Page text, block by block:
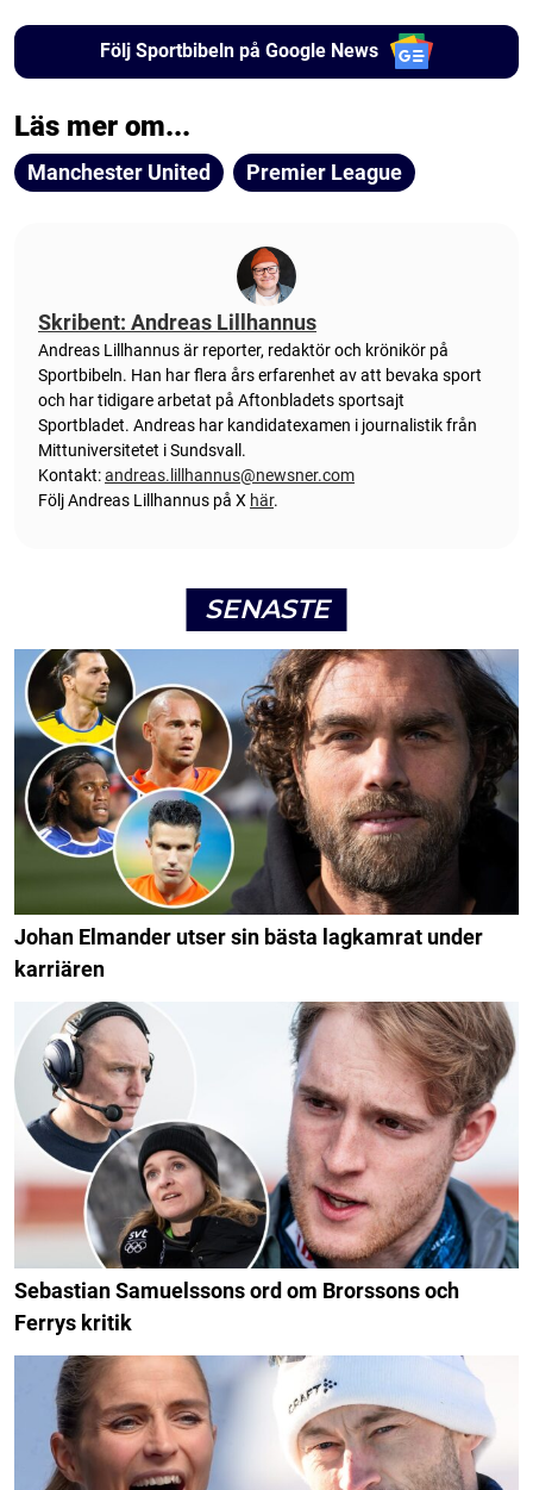
Följ Sportbibeln på Google News
Läs mer om...
Manchester United Premier League
Skribent: Andreas Lillhannus
Andreas Lillhannus är reporter, redaktör och krönikör på
Sportbibeln. Han har flera års erfarenhet av att bevaka sport
och har tidigare arbetat på Aftonbladets sportsajt
Sportbladet. Andreas har kandidatexamen i journalistik från
Mittuniversitetet i Sundsvall.
Kontakt:andreas.lillhannus@newsner.com
Följ Andreas Lillhannus på X här.
SENASTE
Johan Elmander utser sin bästa lagkamrat under
karriären
Sebastian Samuelssons ord om Brorssons och
Ferrys kritik